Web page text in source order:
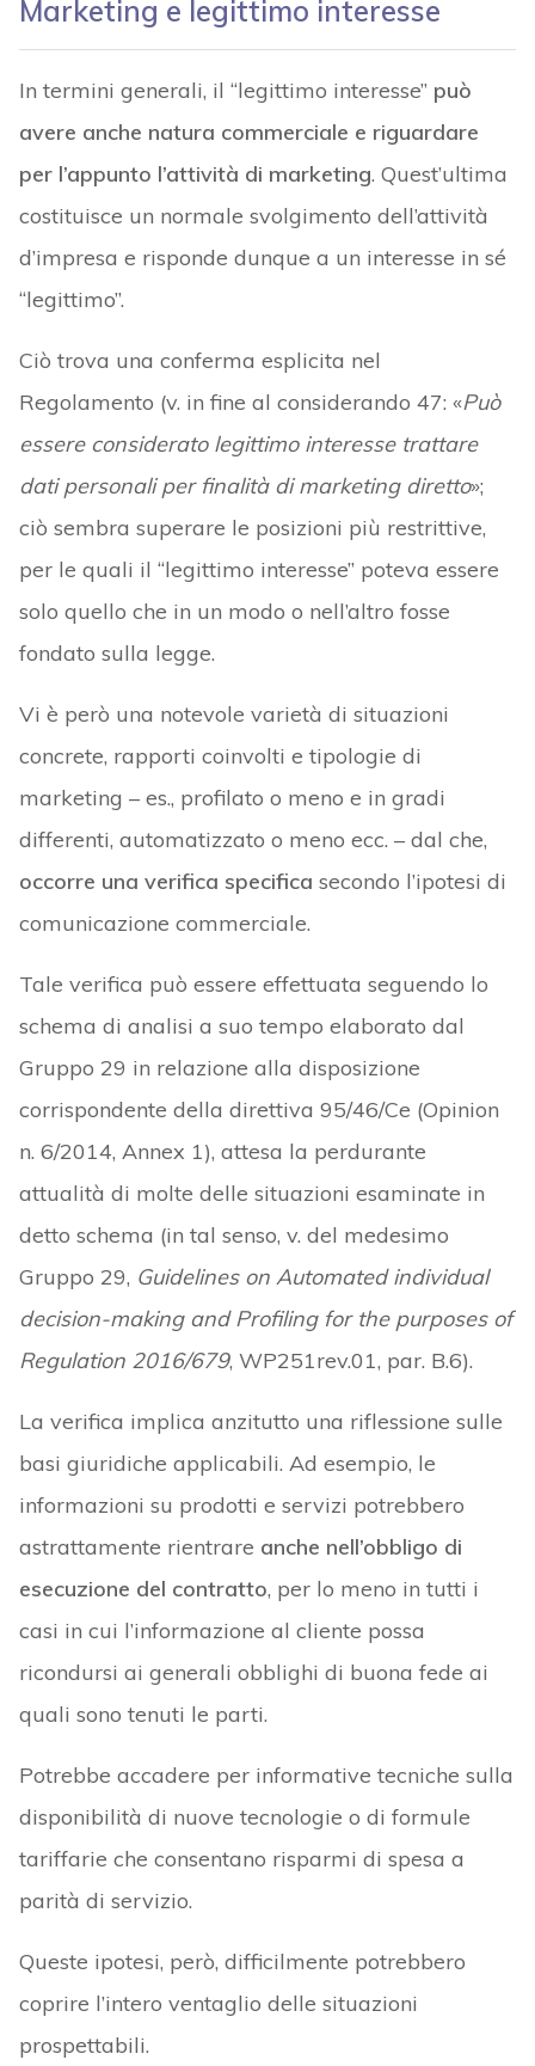
Marketing e legittimo interesse
In termini generali, il “legittimo interesse” può
avere anche natura commerciale e riguardare
per l’appunto l’attività di marketing. Quest’ultima
costituisce un normale svolgimento dell’attività
d’impresa e risponde dunque a un interesse in sé
“legittimo”.
Ciò trova una conferma esplicita nel
Regolamento (v. in fine al considerando 47: «Può
essere considerato legittimo interesse trattare
dati personali per finalità di marketing diretto»;
ciò sembra superare le posizioni più restrittive,
per le quali il “legittimo interesse” poteva essere
solo quello che in un modo o nell’altro fosse
fondato sulla legge.
Vi è però una notevole varietà di situazioni
concrete, rapporti coinvolti e tipologie di
marketing – es., profilato o meno e in gradi
differenti, automatizzato o meno ecc. – dal che,
occorre una verifica specifica secondo l’ipotesi di
comunicazione commerciale.
Tale verifica può essere effettuata seguendo lo
schema di analisi a suo tempo elaborato dal
Gruppo 29 in relazione alla disposizione
corrispondente della direttiva 95/46/Ce (Opinion
n. 6/2014, Annex 1), attesa la perdurante
attualità di molte delle situazioni esaminate in
detto schema (in tal senso, v. del medesimo
Gruppo 29, Guidelines on Automated individual
decision-making and Profiling for the purposes of
Regulation 2016/679, WP251rev.01, par. B.6).
La verifica implica anzitutto una riflessione sulle
basi giuridiche applicabili. Ad esempio, le
informazioni su prodotti e servizi potrebbero
astrattamente rientrare anche nell’obbligo di
esecuzione del contratto, per lo meno in tutti i
casi in cui l’informazione al cliente possa
ricondursi ai generali obblighi di buona fede ai
quali sono tenuti le parti.
Potrebbe accadere per informative tecniche sulla
disponibilità di nuove tecnologie o di formule
tariffarie che consentano risparmi di spesa a
parità di servizio.
Queste ipotesi, però, difficilmente potrebbero
coprire l’intero ventaglio delle situazioni
prospettabili.